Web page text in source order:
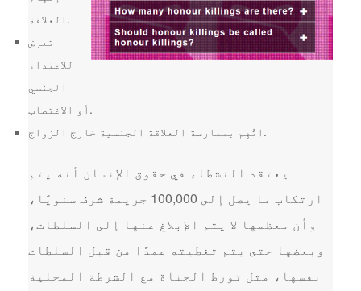
العلاقة.
تعرض
للاعتداء
الجنسي
أو الاغتصاب.
اتُهم بممارسة العلاقة الجنسية خارج الزواج.
يعتقد النشطاء في حقوق الإنسان أنه يتم
ارتكاب ما يصل إلى 100,000 جريمة شرف سنويًا،
وأن معظمها لا يتم الإبلاغ عنها إلى السلطات،
وبعضها حتى يتم تغطيته عمدًا من قبل السلطات
نفسها، مثل تورط الجناة مع الشرطة المحلية